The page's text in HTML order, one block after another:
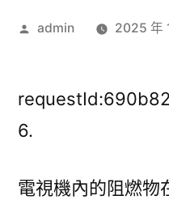
作
admin 2025 年
6.
電視機內的阻燃物